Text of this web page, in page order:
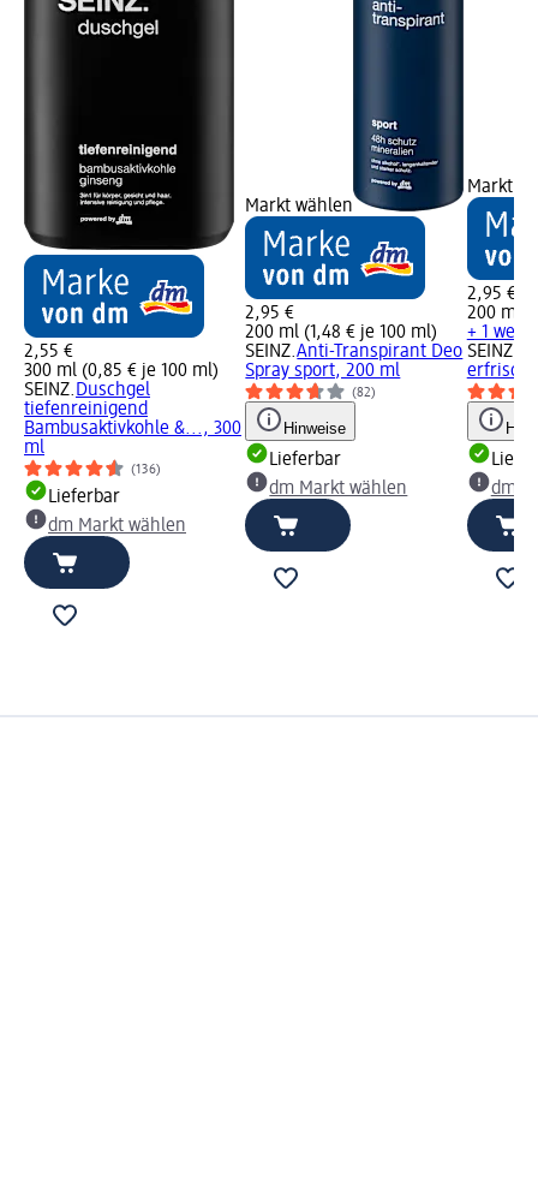
2,55 €
300 ml (0,85 € je 100 ml)
SEINZ. Duschgel
tiefenreinigend
Bambusaktivkohle &..., 300
ml
(136)
Lieferbar
dm Markt wählen
Markt wählen
2,95 €
200 ml (1,48 € je 100 ml)
SEINZ.Anti-Transpirant Deo
Spray sport, 200 ml
(82)
Hinweise
Lieferbar
dm Markt wählen
Markt
2,95 €
200 ml
+ 1
SEINZ.
dm